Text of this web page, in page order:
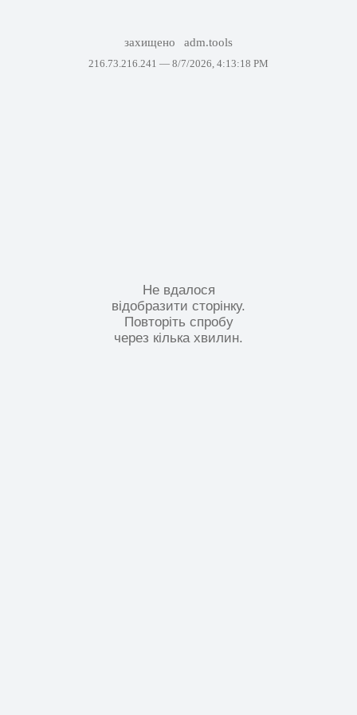
захищено adm.tools
216.73.216.241 — 8/7/2026, 4:13:18 PM
Не вдалося
відобразити сторінку.
Повторіть спробу
через кілька хвилин.